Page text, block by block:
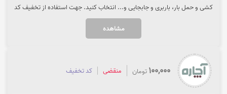
کشی و حمل بار، باربری و جابجایی و... انتخاب کنید. جهت استفاده از تخفیف کد
را کپی کرده و بر روی گزینه "خرید کنید" کلیک نمایید.
مشاهده
100,000 تومان منقضی کد تخفیف